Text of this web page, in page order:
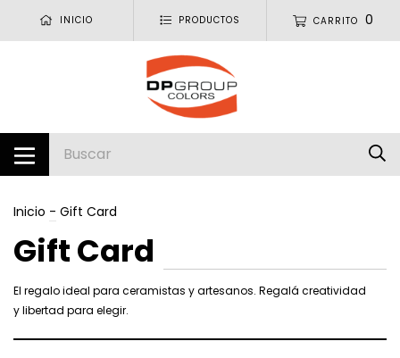
INICIO PRODUCTOS CARRITO 0
Inicio - Gift Card
Gift Card
El regalo ideal para ceramistas y artesanos. Regalá creatividad
y libertad para elegir.